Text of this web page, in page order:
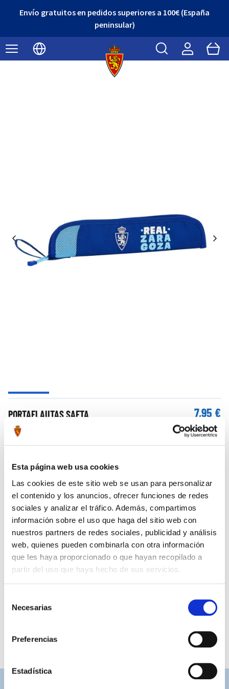
Esta página web usa cookies
Las cookies de este sitio web se usan para personalizar
el contenido y los anuncios, ofrecer funciones de redes
sociales y analizar el tráfico. Además, compartimos
información sobre el uso que haga del sitio web con
nuestros partners de redes sociales, publicidad y análisis
web, quienes pueden combinarla con otra información
que les haya proporcionado o que hayan recopilado a
partir del uso que haya hecho de sus servicios.
Necesarias
Preferencias
Estadística
Envío gratuitos en pedidos superiores a 100€ (España
peninsular)
Seleccionar idioma
Buscar Cart
PORTAFLAUTAS SAFTA 7,95 €
AÑADIR A LA CESTA
Interior acolchado
Alojamiento interior para la varilla de limpieza
Borde con ribete reforzado para mayor durabilidad
Dimensiones: 37cm x 2cm x 8cm